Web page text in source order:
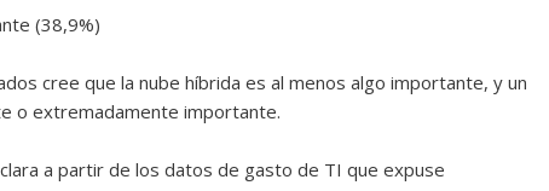
(38,9%)
cree que la nube híbrida es al menos algo importante, y un
o extremadamente importante.
a partir de los datos de gasto de TI que expuse